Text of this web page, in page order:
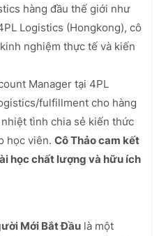
hàng đầu thế giới như
Logistics (Hongkong), cô
nghiệm thực tế và kiến
Manager tại 4PL
fulfillment cho hàng
tình chia sẻ kiến thức
học viên. Cô Thảo cam kết
học chất lượng và hữu ích
Mới Bắt Đầu là một